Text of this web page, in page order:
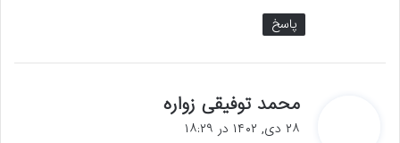
پاسخ
محمد توفیقی زواره
۲۸ دی, ۱۴۰۲ در ۱۸:۲۹